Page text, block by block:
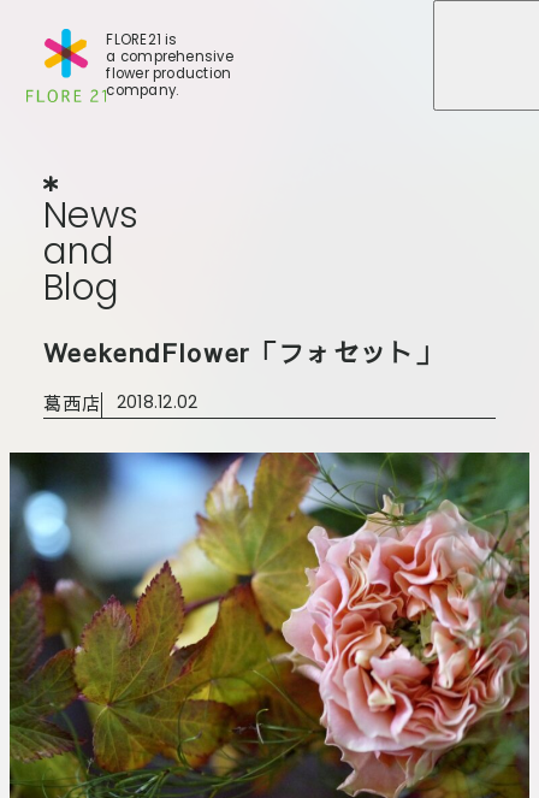
FLORE21 is
a comprehensive
flower production
company.
News
News
and
and
Blog
Blog
WeekendFlower「フォセット」
葛西店 2018.12.02
大田本店
大田支店
大田新店
葛西店
板橋店
川崎加工部
BLOG
会社概要
FLORE
STORY
Gallery
お取引につ
いて
お問い合わ
せ
EN